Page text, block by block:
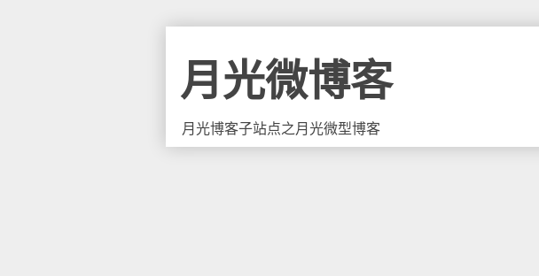
月光微博客
月光博客子站点之月光微型博客